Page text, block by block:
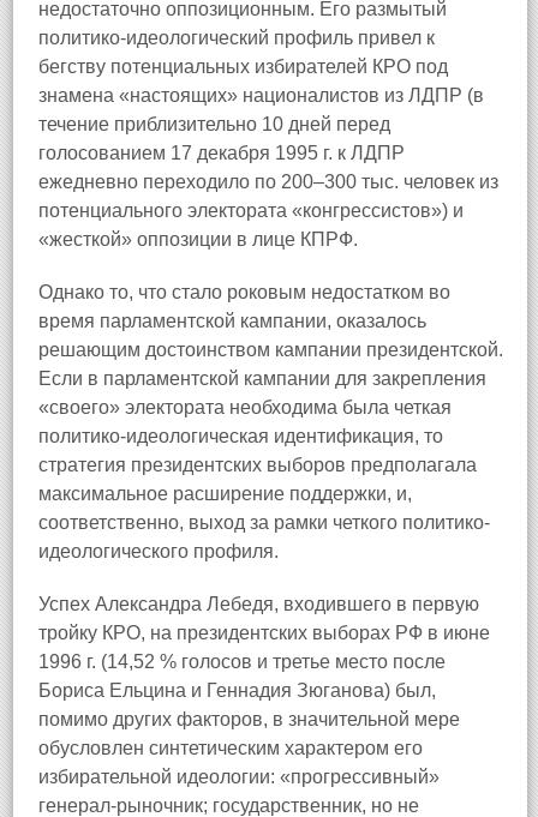
недостаточно оппозиционным. Его размытый
политико-идеологический профиль привел к
бегству потенциальных избирателей КРО под
знамена «настоящих» националистов из ЛДПР (в
течение приблизительно 10 дней перед
голосованием 17 декабря 1995 г. к ЛДПР
ежедневно переходило по 200–300 тыс. человек из
потенциального электората «конгрессистов») и
«жесткой» оппозиции в лице КПРФ.
Однако то, что стало роковым недостатком во
время парламентской кампании, оказалось
решающим достоинством кампании президентской.
Если в парламентской кампании для закрепления
«своего» электората необходима была четкая
политико-идеологическая идентификация, то
стратегия президентских выборов предполагала
максимальное расширение поддержки, и,
соответственно, выход за рамки четкого политико-
идеологического профиля.
Успех Александра Лебедя, входившего в первую
тройку КРО, на президентских выборах РФ в июне
1996 г. (14,52 % голосов и третье место после
Бориса Ельцина и Геннадия Зюганова) был,
помимо других факторов, в значительной мере
обусловлен синтетическим характером его
избирательной идеологии: «прогрессивный»
генерал-рыночник; государственник, но не